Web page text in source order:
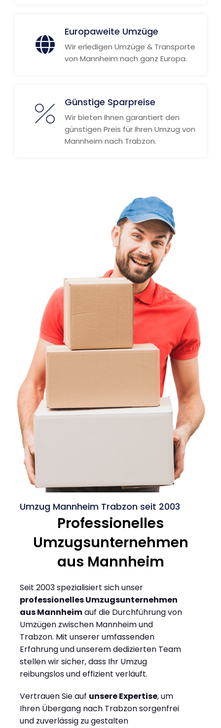
Europaweite Umzüge
Wir erledigen Umzüge & Transporte
von Mannheim nach ganz Europa.
Günstige Sparpreise
Wir bieten Ihnen garantiert den
günstigen Preis für Ihren Umzug von
Mannheim nach Trabzon.
Umzug Mannheim Trabzon seit 2003
Professionelles
Umzugsunternehmen
aus Mannheim
Seit 2003 spezialisiert sich unser
professionelles Umzugsunternehmen
aus Mannheimauf die Durchführung von
Umzügen zwischen Mannheim und
Trabzon. Mit unserer umfassenden
Erfahrung und unserem dedizierten Team
stellen wir sicher, dass Ihr Umzug
reibungslos und effizient verläuft.
Vertrauen Sie auf unsere Expertise, um
Ihren Übergang nach Trabzon sorgenfrei
und zuverlässig zu gestalten